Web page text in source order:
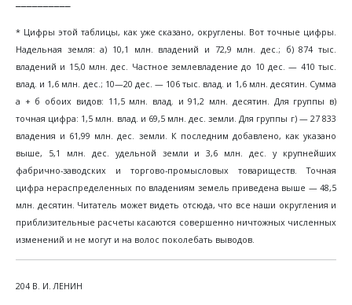
* Цифры этой таблицы, как уже сказано, округлены. Вот точные цифры.
Надельная земля: а) 10,1 млн. владений и 72,9 млн. дес.; б) 874 тыс.
владений и 15,0 млн. дес. Частное землевладение до 10 дес. — 410 тыс.
влад. и 1,6 млн. дес.; 10—20 дес. — 106 тыс. влад. и 1,6 млн. десятин. Сумма
а + б обоих видов: 11,5 млн. влад. и 91,2 млн. десятин. Для группы в)
точная цифра: 1,5 млн. влад. и 69,5 млн. дес. земли. Для группы г) — 27 833
владения и 61,99 млн. дес. земли. К последним добавлено, как указано
выше, 5,1 млн. дес. удельной земли и 3,6 млн. дес. у крупнейших
фабрично-заводских и торгово-промысловых товариществ. Точная
цифра нераспределенных по владениям земель приведена выше — 48,5
млн. десятин. Читатель может видеть отсюда, что все наши округления и
приблизительные расчеты касаются совершенно ничтожных численных
изменений и не могут и на волос поколебать выводов.
204 В. И. ЛЕНИН